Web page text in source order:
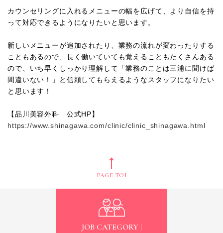
カウンセリングに入れるメニューの幅を広げて、より自信を持
って対応できるようになりたいと思います。
新しいメニューが追加されたり、業務の流れが変わったりする
こともあるので、長く働いていても覚えることもたくさんある
ので、いち早くしっかり理解して「業務のことは三浦に聞けば
間違いない！」と信頼してもらえるようなスタッフになりたい
と思います！
【品川美容外科 公式HP】
https://www.shinagawa.com/clinic/clinic_shinagawa.html
JOB CATEGORY |
PAGE TOP